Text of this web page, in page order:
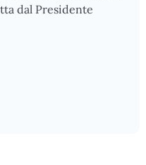
dal Presidente